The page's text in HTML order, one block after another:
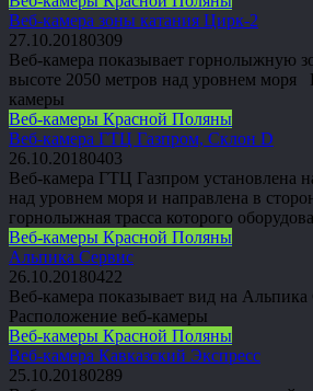
Веб-камера зоны катания Цирк-2
27.10.20180309
Веб-камера показывает горнолыжную
высоте 2050 метров над уровнем моря
камеры
Веб-камеры Красной Поляны
Веб-камера ГТЦ Газпром, Склон D
26.10.20180403
Веб-камера ГТЦ Газпром установлена
над уровнем моря и направлена в
горнолыжная трасса которого
Веб-камеры Красной Поляны
Альпика Сервис
26.10.20180422
Веб-камера показывает вид на
Расположение веб-камеры
Веб-камеры Красной Поляны
Веб-камера Кавказский Экспресс
25.10.20180289